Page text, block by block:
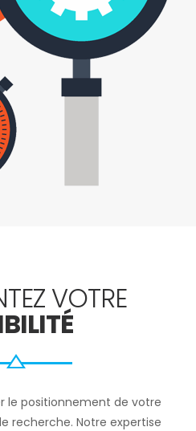
VOTRE
le positionnement de votre
recherche. Notre expertise